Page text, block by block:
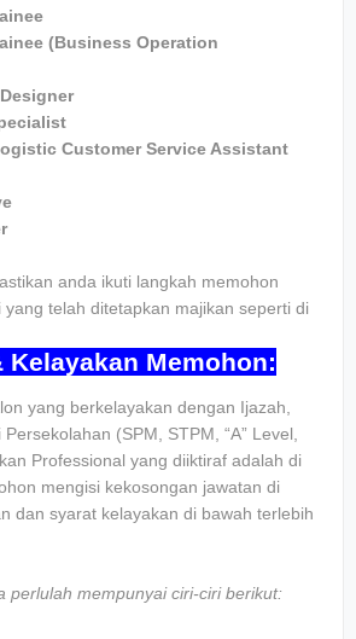
(Business Operation
Customer Service Assistant
anda ikuti langkah memohon
yang telah ditetapkan majikan seperti di
Kelayakan Memohon:
yang berkelayakan dengan Ijazah,
(SPM, STPM, “A” Level,
Professional yang diiktiraf adalah di
mengisi kekosongan jawatan di
dan syarat kelayakan di bawah terlebih
perlulah mempunyai ciri-ciri berikut: